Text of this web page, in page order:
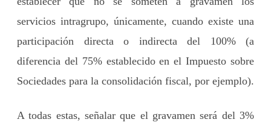
servicios intragrupo, únicamente, cuando existe una
participación directa o indirecta del 100% (a
diferencia del 75% establecido en el Impuesto sobre
Sociedades para la consolidación fiscal, por ejemplo).
A todas estas, señalar que el gravamen será del 3%